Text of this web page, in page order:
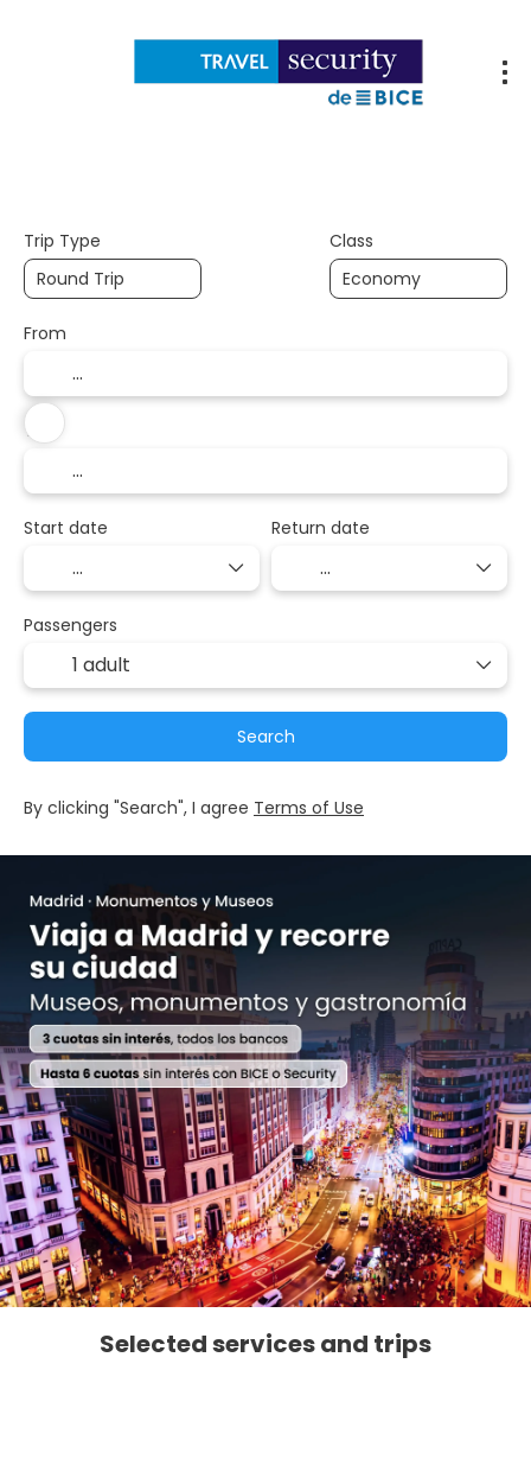
Trip Type Class
From
To
Start date Return date
Passengers
1 adult
Search
By clicking "Search", I agree Terms of Use
Selected services and trips